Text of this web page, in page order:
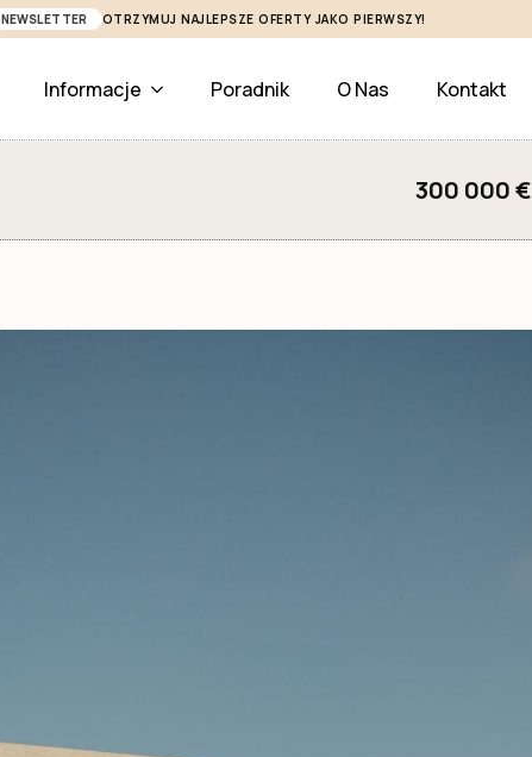
NEWSLETTER OTRZYMUJ NAJLEPSZE OFERTY JAKO PIERWSZY!
Informacje Poradnik O Nas Kontakt
300 000 €